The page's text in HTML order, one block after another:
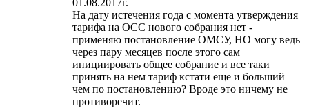
На дату истечения года с момента утверждения
тарифа на ОСС нового собрания нет -
применяю постановление ОМСУ, НО могу ведь
через пару месяцев после этого сам
инициировать общее собрание и все таки
принять на нем тариф кстати еще и больший
чем по постановлению? Вроде это ничему не
противоречит.